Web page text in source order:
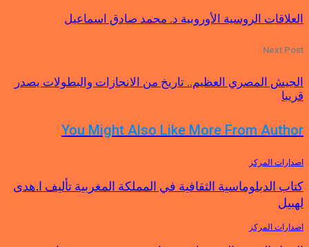
العلاقات الروسية الأوروبية د. محمد صادق اسماعيل
Next Post
الجيش المصري العظيم.. تاريخ من الانجازات والبطولات يصدر
قريبا
You Might Also Like More From Author
اصدارات المركز
كتاب الدبلوماسية الثقافية في المملكة المغربية تأليف ا.هدى
لهبيل
اصدارات المركز